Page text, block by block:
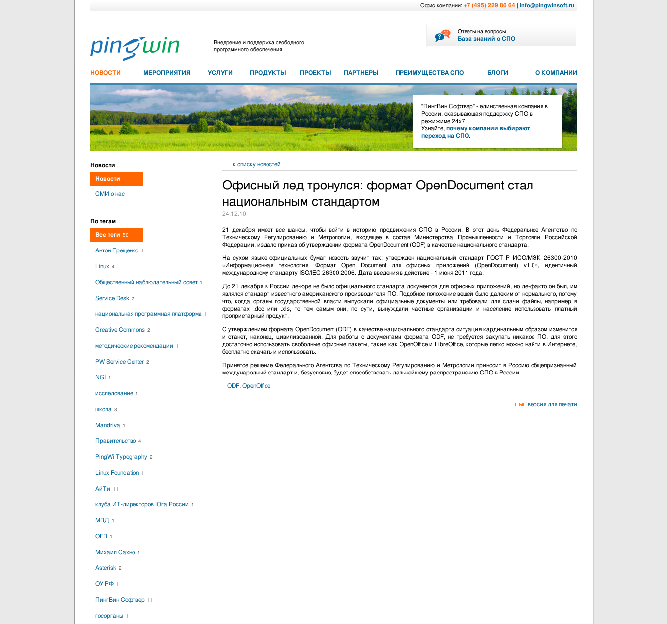
Офис компании: +7 (495) 229 86 64| info@pingwinsoft.ru
Внедрение и поддержка свободного
программного обеспечения
Ответы на вопросы
База знаний о СПО
НОВОСТИ МЕРОПРИЯТИЯ УСЛУГИ ПРОДУКТЫ ПРОЕКТЫ ПАРТНЕРЫ ПРЕИМУЩЕСТВА СПО БЛОГИ О КОМПАНИИ
"ПингВин Софтвер" - единственная компания в
России, оказывающая поддержку СПО в
режижиме 24х7
Узнайте, почему компании выбирают
переход на СПО.
к списку новостей
Офисный лед тронулся: формат OpenDocument стал
национальным стандартом
24.12.10
21 декабря имеет все шансы, чтобы войти в историю продвижения СПО в России. В этот день Федеральное Агентство по
Техническому Регулированию и Метрологии, входящее в состав Министерства Промышленности и Торговли Российской
Федерации, издало приказ об утверждении формата OpenDocument (ODF) в качестве национального стандарта.
На сухом языке официальных бумаг новость звучит так: утвержден национальный стандарт ГОСТ Р ИСО/МЭК 26300-2010
«Информационная технология. Формат Open Document для офисных приложений (OpenDocument) v1.0», идентичный
международному стандарту ISO/IEC 26300:2006. Дата введения в действие - 1 июня 2011 года.
До 21 декабря в России де-юре не было официального стандарта документов для офисных приложений, но де-факто он был, им
являлся стандарт известного американского производителя ПО. Подобное положение вещей было далеким от нормального, потому
что, когда органы государственной власти выпускали официальные документы или требовали для сдачи файлы, например в
форматах .doc или .xls, то тем самым они, по сути, вынуждали частные организации и население использовать платный
проприетарный продукт.
С утверждением формата OpenDocument (ODF) в качестве национального стандарта ситуация кардинальным образом изменится
и станет, наконец, цивилизованной. Для работы с документами формата ODF, не требуется закупать никакое ПО, для этого
достаточно использовать свободные офисные пакеты, такие как OpenOffice и LibreOffice, которые легко можно найти в Интернете,
бесплатно скачать и использовать.
Принятое решение Федерального Агентства по Техническому Регулированию и Метрологии приносит в Россию общепризнанный
международный стандарт и, безусловно, будет способствовать дальнейшему распространению СПО в России.
ODF, OpenOffice
версия для печати
Новости
Новости
СМИ о нас
По тегам
Все теги 50
Антон Ерещенко 1
Linux 4
Общественный наблюдательный совет 1
Service Desk 2
национальная программная платформа 1
Creative Commons 2
методические рекомендации 1
PW Service Center 2
NGI 1
исследование 1
школа 8
Mandriva 1
Правительство 4
PingWi Typography 2
Linux Foundation 1
АйТи 11
клуба ИТ-директоров Юга России 1
МВД 1
ОГВ 1
Михаил Сахно 1
Asterisk 2
ОУ РФ 1
ПингВин Софтвер 11
госорганы 1